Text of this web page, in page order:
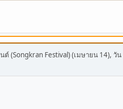
ต์ (Songkran Festival) (เมษายน 14), วัน